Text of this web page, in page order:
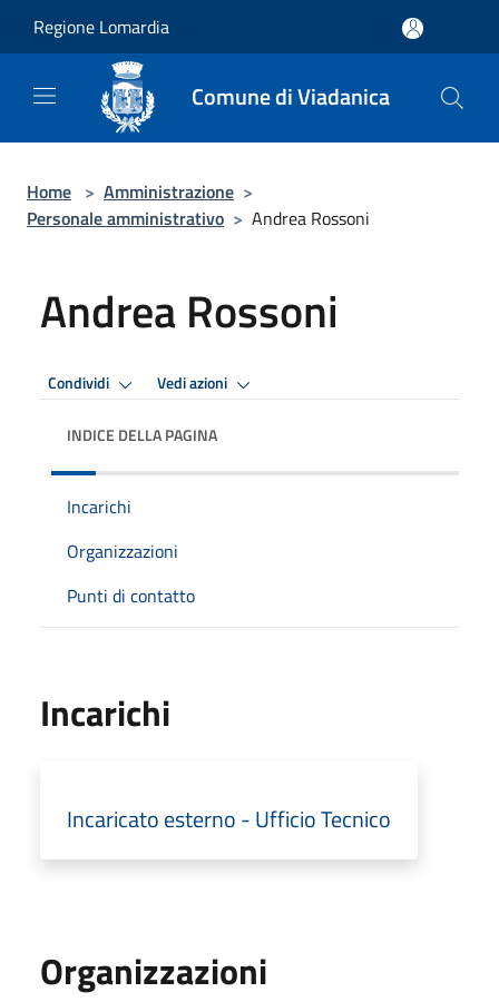
Regione Lomardia
Comune di Viadanica
Home > Amministrazione >
Personale amministrativo > Andrea Rossoni
Andrea Rossoni
Condividi Vedi azioni
INDICE DELLA PAGINA
Incarichi
Organizzazioni
Punti di contatto
Incarichi
Incaricato esterno - Ufficio Tecnico
Organizzazioni